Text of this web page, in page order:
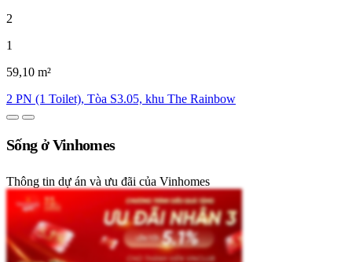
2
1
59,10 m²
2 PN (1 Toilet), Tòa S3.05, khu The Rainbow
Sống ở Vinhomes
Thông tin dự án và ưu đãi của Vinhomes